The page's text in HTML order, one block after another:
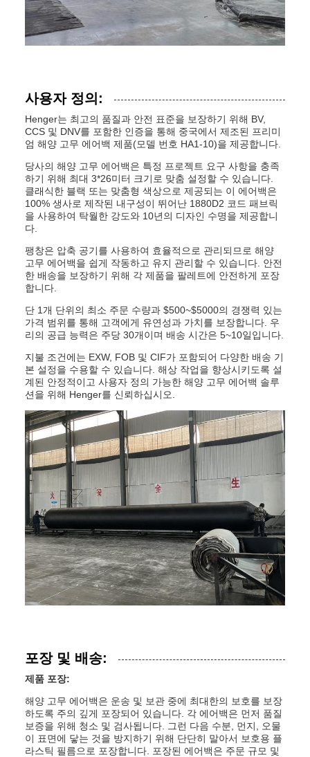
사용자 정의:
Henger는 최고의 품질과 안전 표준을 보장하기 위해 BV,
CCS 및 DNV를 포함한 인증을 통해 중국에서 제조된 프리미
엄 해양 고무 에어백 제품(모델 번호 HA1-10)을 제공합니다.
당사의 해양 고무 에어백은 특정 프로젝트 요구 사항을 충족
하기 위해 최대 3*26미터 크기로 맞춤 설정할 수 있습니다.
클래식한 블랙 또는 맞춤형 색상으로 제공되는 이 에어백은
100% 생사로 제작된 내구성이 뛰어난 1880D2 코드 패브릭
을 사용하여 탁월한 강도와 10년의 디자인 수명을 제공합니
다.
팽창은 압축 공기를 사용하여 효율적으로 관리되므로 해양
고무 에어백을 쉽게 작동하고 유지 관리할 수 있습니다. 안전
한 배송을 보장하기 위해 각 제품을 팔레트에 안전하게 포장
합니다.
단 1개 단위의 최소 주문 수량과 $500~$5000의 경쟁력 있는
가격 범위를 통해 고객에게 유연성과 가치를 보장합니다. 우
리의 공급 능력은 주당 30개이며 배송 시간은 5~10일입니다.
지불 조건에는 EXW, FOB 및 CIF가 포함되어 다양한 배송 기
본 설정을 수용할 수 있습니다. 해상 작업을 향상시키도록 설
계된 안정적이고 사용자 정의 가능한 해양 고무 에어백 솔루
션을 위해 Henger를 신뢰하십시오.
포장 및 배송:
제품 포장:
해양 고무 에어백은 운송 및 보관 중에 최대한의 보호를 보장
하도록 주의 깊게 포장되어 있습니다. 각 에어백은 먼저 품질
보증을 위해 청소 및 검사됩니다. 그런 다음 수분, 먼지, 오물
이 표면에 닿는 것을 방지하기 위해 단단히 말아서 보호용 플
라스틱 필름으로 포장합니다. 포장된 에어백은 주문 규모 및